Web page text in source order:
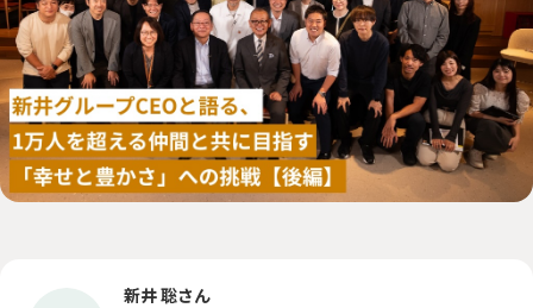
TREND サステナ国内外事例
ACTION 野村のサステナアクション
PEOPLE サステナに向き合う人々
CHALLENGE 「みんつな」の歩み
新井 聡さん